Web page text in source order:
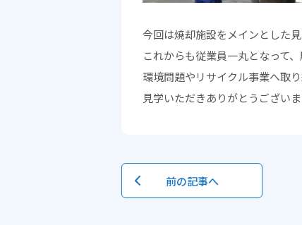
今回は焼却施設をメインとした見
これからも従業員一丸となって
環境問題やリサイクル事業へ取
見学いただきありがとうございま
前の記事へ